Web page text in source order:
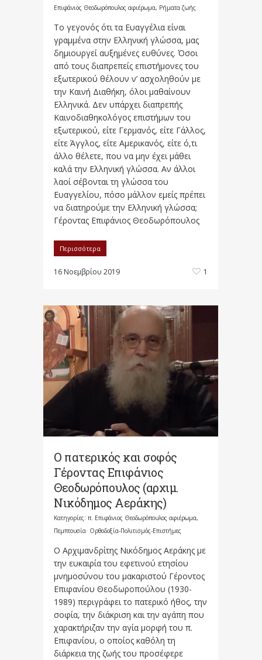
Επιφάνιος Θεοδωρόπουλος αφιέρωμα, Ρήματα ζωής
Το γεγονός ότι τα Ευαγγέλια είναι
γραμμένα στην Ελληνική γλώσσα, μας
δημιουργεί αυξημένες ευθύνες. Όσοι
από τους διαπρεπείς επιστήμονες του
εξωτερικού θέλουν ν’ ασχοληθούν με
την Καινή Διαθήκη, όλοι μαθαίνουν
Ελληνικά. Δεν υπάρχει διαπρεπής
Καινοδιαθηκολόγος επιστήμων του
εξωτερικού, είτε Γερμανός, είτε Γάλλος,
είτε Άγγλος, είτε Αμερικανός, είτε ό,τι
άλλο θέλετε, που να μην έχει μάθει
καλά την Ελληνική γλώσσα. Αν άλλοι
λαοί σέβονται τη γλώσσα του
Ευαγγελίου, πόσο μάλλον εμείς πρέπει
να διατηρούμε την Ελληνική γλώσσα;
Γέροντας Επιφάνιος Θεοδωρόπουλος
Περισσότερα
16 Νοεμβρίου 2019 1
Ο πατερικός και σοφός
Γέροντας Επιφάνιος
Θεοδωρόπουλος (αρχιμ.
Νικόδημος Αεράκης)
Κατηγορίες: π. Επιφάνιος Θεοδωρόπουλος αφιέρωμα,
Πεμπτουσία· Ορθοδοξία-Πολιτισμός-Επιστήμες
Ο Αρχιμανδρίτης Νικόδημος Αεράκης με
την ευκαιρία του εφετινού ετησίου
μνημοσύνου του μακαριστού Γέροντος
Επιφανίου Θεοδωροπούλου (1930-
1989) περιγράφει το πατερικό ήθος, την
σοφία, την διάκριση και την αγάπη που
χαρακτήριζαν την αγία μορφή του π.
Επιφανίου, ο οποίος καθόλη τη
διάρκεια της ζωής του προσέφερε